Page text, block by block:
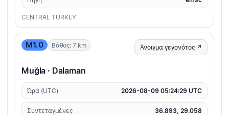
CENTRAL TURKEY
M1.0 Βάθος: 7 km Άνοιγμα γεγονότος ↗
Muğla · Dalaman
Ώρα (UTC) 2026-08-09 05:24:29 UTC
Συντεταγμένες 36.893, 29.058